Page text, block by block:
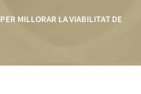
MILLORAR LA VIABILITAT DE